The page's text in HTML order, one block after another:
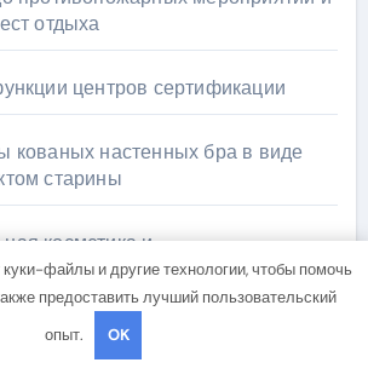
отдыха
центров сертификации
кованых настенных бра в виде
старины
косметика и
для ногтевого сервиса,
и депиляции
для работы на объектах
куки-файлы и другие технологии, чтобы помочь
предоставить лучший пользовательский
опыт.
OK